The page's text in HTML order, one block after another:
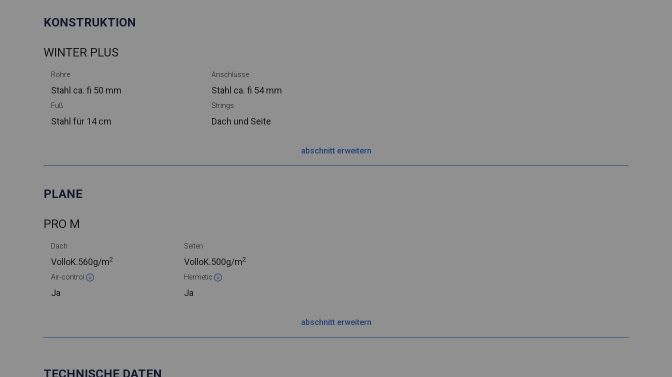
KONSTRUKTION
WINTER PLUS
Rohre
Stahl ca. fi 50 mm
Anschlüsse
Stahl ca. fi 54 mm
Fuß
Stahl für 14 cm
Strings
Dach und Seite
abschnitt erweitern
PLANE
PRO M
Dach
VolloK.560g/m2
Seiten
VolloK.500g/m2
Air-control
Ja
Hermetic
Ja
abschnitt erweitern
TECHNISCHE DATEN